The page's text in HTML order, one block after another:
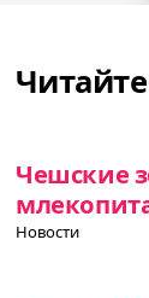
Чешские
Новости